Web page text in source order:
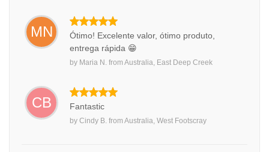
MN
Ótimo! Excelente valor, ótimo produto,
entrega rápida 😁
by Maria N. from Australia, East Deep Creek
CB Fantastic
by Cindy B. from Australia, West Footscray